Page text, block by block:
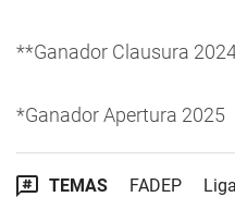
**Ganador Clausura
*Ganador Apertura 2025
TEMAS FADEP